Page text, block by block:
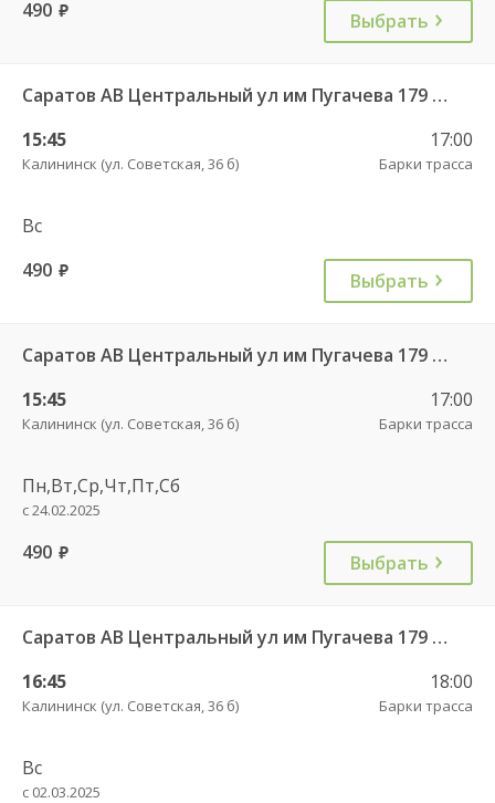
490 руб. Выбрать
Саратов АВ Центральный ул им Пугачева 179 А — Балашов (Привокзальная площадь 7) 603-1
15:45
Калининск (ул. Советская, 36 б)
17:00
Барки трасса
Вс
490 руб. Выбрать
Саратов АВ Центральный ул им Пугачева 179 А — Романовка рп (ул Советская 116)
15:45
Калининск (ул. Советская, 36 б)
17:00
Барки трасса
Пн,Вт,Ср,Чт,Пт,Сб
с 24.02.2025
490 руб. Выбрать
Саратов АВ Центральный ул им Пугачева 179 А — Балашов (Привокзальная площадь 7) 603-1
16:45
Калининск (ул. Советская, 36 б)
18:00
Барки трасса
Вс
с 02.03.2025